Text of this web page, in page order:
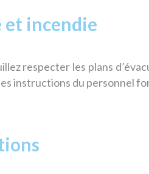
et incendie
respecter les plans
instructions du personnel